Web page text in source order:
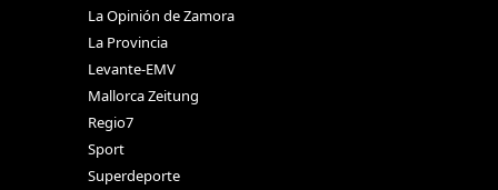
La Opinión de Zamora
La Provincia
Levante-EMV
Mallorca Zeitung
Regio7
Sport
Superdeporte